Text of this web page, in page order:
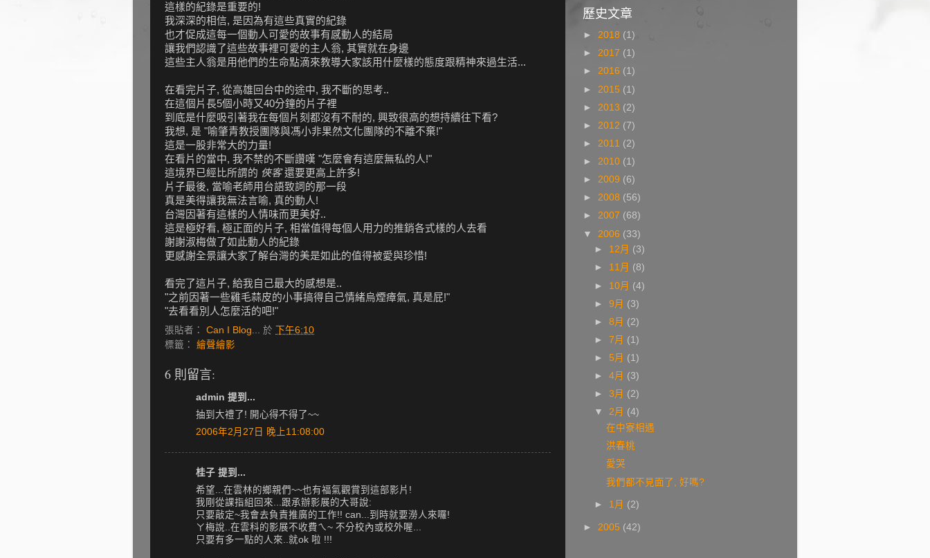
這樣的紀錄是重要的!
我深深的相信, 是因為有這些真實的紀錄
也才促成這每一個動人可愛的故事有感動人的結局
讓我們認識了這些故事裡可愛的主人翁, 其實就在身邊
這些主人翁是用他們的生命點滴來教導大家該用什麼樣的態度跟精神來過生活...
在看完片子, 從高雄回台中的途中, 我不斷的思考..
在這個片長5個小時又40分鐘的片子裡
到底是什麼吸引著我在每個片刻都沒有不耐的, 興致很高的想持續往下看?
我想, 是 "喻肇青教授團隊與馮小非果然文化團隊的不離不棄!"
這是一股非常大的力量!
在看片的當中, 我不禁的不斷讚嘆 "怎麼會有這麼無私的人!"
這境界已經比所謂的 俠客還要更高上許多!
片子最後, 當喻老師用台語致詞的那一段
真是美得讓我無法言喻, 真的動人!
台灣因著有這樣的人情味而更美好..
這是極好看, 極正面的片子, 相當值得每個人用力的推銷各式樣的人去看
謝謝淑梅做了如此動人的紀錄
更感謝全景讓大家了解台灣的美是如此的值得被愛與珍惜!
看完了這片子, 給我自己最大的感想是..
"之前因著一些雞毛蒜皮的小事搞得自己情緒烏煙瘴氣, 真是屁!"
"去看看別人怎麼活的吧!"
張貼者： Can I Blog... 於 下午6:10
標籤： 繪聲繪影
6 則留言:
admin 提到...
抽到大禮了! 開心得不得了~~
2006年2月27日 晚上11:08:00
桂子 提到...
希望...在雲林的鄉親們~~也有福氣觀賞到這部影片!
我剛從課指組回來...跟承辦影展的大哥說:
只要敲定~我會去負責推廣的工作!! can...到時就要澇人來囉!
ㄚ梅說..在雲科的影展不收費ㄟ~ 不分校內或校外喔...
只要有多一點的人來..就ok 啦 !!!
歷史文章
► 2018 (1)
► 2017 (1)
► 2016 (1)
► 2015 (1)
► 2013 (2)
► 2012 (7)
► 2011 (2)
► 2010 (1)
► 2009 (6)
► 2008 (56)
► 2007 (68)
▼ 2006 (33)
► 12月 (3)
► 11月 (8)
► 10月 (4)
►9月 (3)
►8月 (2)
►7月 (1)
► 5月 (1)
►4月 (3)
►3月 (2)
▼2月 (4)
在中寮相遇
洪春桃
愛哭
我們都不見面了, 好嗎?
► 1月 (2)
► 2005 (42)